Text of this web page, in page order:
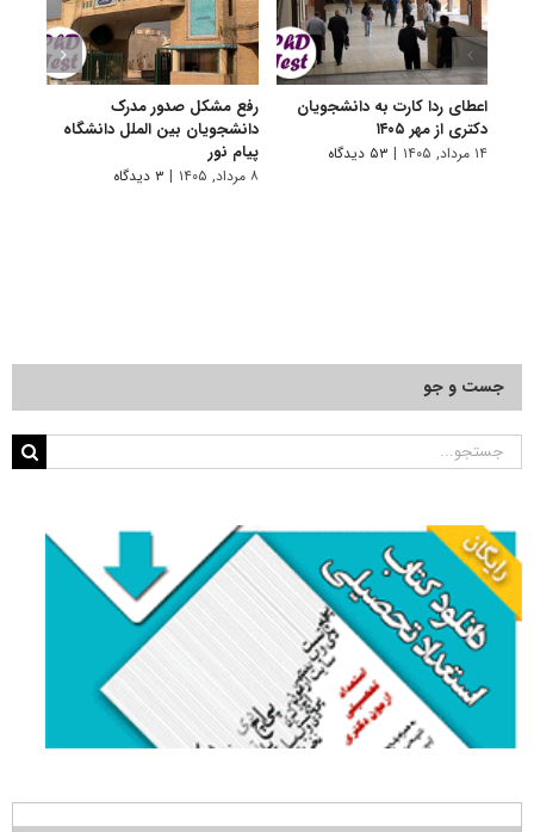
اعطای ردا کارت به دانشجویان
دکتری از مهر ۱۴۰۵
۱۴ مرداد, ۱۴۰۵ | ۵۳ دیدگاه
رفع مشکل صدور مدرک
دانشجویان بین الملل دانشگاه
پیام نور
۸ مرداد, ۱۴۰۵ | ۳ دیدگاه
جست و جو
جستجو